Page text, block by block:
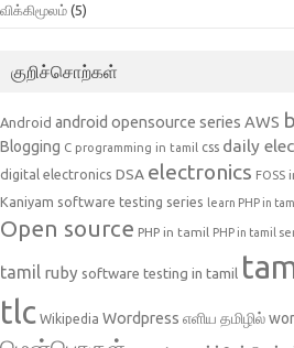
விக்கிமூலம் (5)
குறிச்சொற்கள்
Android android opensource series AWS
Blogging C programming in tamil css daily
digital electronics DSA electronics FOSS
Kaniyam software testing series learn PHP in
Open source PHP in tamil PHP in tamil
tamil ruby software testing in tamil
tlc Wikipedia Wordpress எளிய தமிழில்